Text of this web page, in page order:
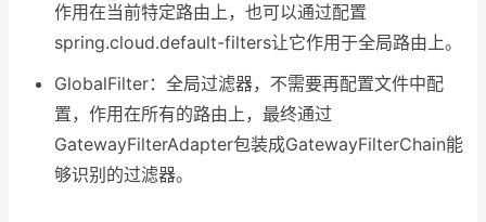
作用在当前特定路由上，也可以通过配置
spring.cloud.default-filters让它作用于全局路由上。
GlobalFilter：全局过滤器，不需要再配置文件中配
置，作用在所有的路由上，最终通过
GatewayFilterAdapter包装成GatewayFilterChain能
够识别的过滤器。